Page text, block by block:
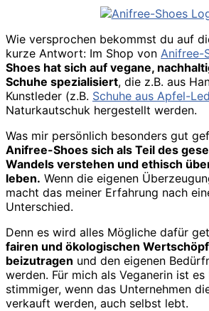
Wie versprochen bekommst du auf
kurze Antwort: Im Shop von Anifree-
Shoes hat sich auf vegane,
Schuhe spezialisiert, die z.B. aus
Kunstleder (z.B. Schuhe aus Apfel-
Naturkautschuk hergestellt werden.
Was mir persönlich besonders gut
Anifree-Shoes sich als Teil des
Wandels verstehen und ethisch
leben. Wenn die eigenen
macht das meiner Erfahrung nach
Unterschied.
Denn es wird alles Mögliche dafür
fairen und ökologischen
beizutragen und den eigenen
werden. Für mich als Veganerin ist
stimmiger, wenn das Unternehmen
verkauft werden, auch selbst lebt.